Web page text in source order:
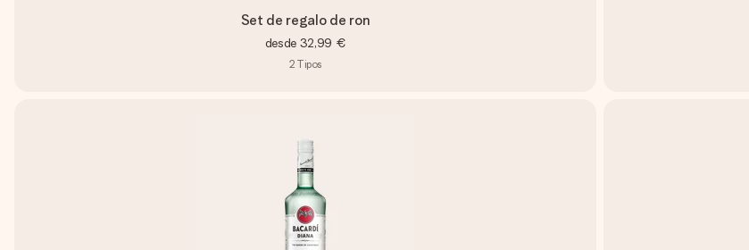
Set de regalo de ron
desde 32,99 €
2 Tipos